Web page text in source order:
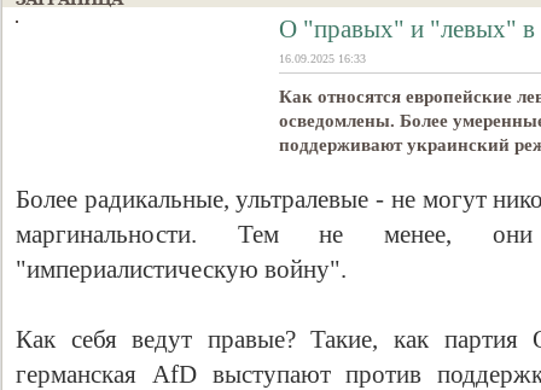
О "правых" и "левых" в
16.09.2025 16:33
Как относятся европейские
осведомлены. Более
поддерживают украинский
Более радикальные, ультралевые - не могут
маргинальности. Тем не менее,
"империалистическую войну".
Как себя ведут правые? Такие, как
германская AfD выступают против